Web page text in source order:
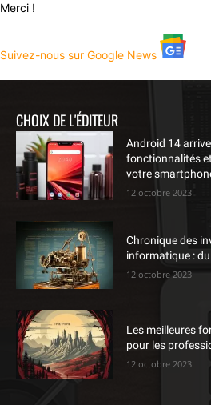
Merci !
Suivez-nous sur Google News
CHOIX DE L'ÉDITEUR
Android 14
fonctionnalités
votre
12 octobre 2023
Chronique des
informatique :
12 octobre 2023
Les meilleures
pour les
12 octobre 2023